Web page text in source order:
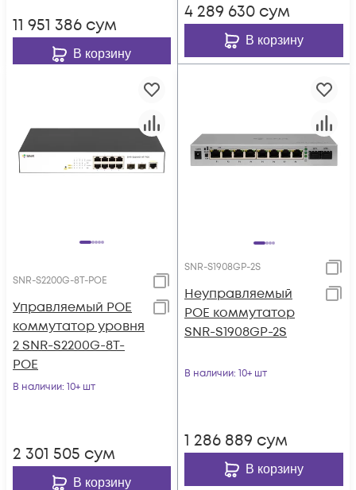
11 951 386 сум
В корзину
4 289 630 сум
В корзину
SNR-S2200G-8T-POE
Управляемый POE
коммутатор уровня
2 SNR-S2200G-8T-
POE
В наличии: 10+ шт
2 301 505 сум
В корзину
SNR-S1908GP-2S
Неуправляемый
POE коммутатор
SNR-S1908GP-2S
В наличии: 10+ шт
1 286 889 сум
В корзину